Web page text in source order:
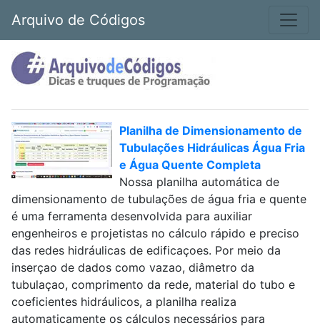
Arquivo de Códigos
Planilha de Dimensionamento de
Tubulações Hidráulicas Água Fria
e Água Quente Completa
Nossa planilha automática de
dimensionamento de tubulações de água fria e quente
é uma ferramenta desenvolvida para auxiliar
engenheiros e projetistas no cálculo rápido e preciso
das redes hidráulicas de edificaçoes. Por meio da
inserçao de dados como vazao, diâmetro da
tubulaçao, comprimento da rede, material do tubo e
coeficientes hidráulicos, a planilha realiza
automaticamente os cálculos necessários para